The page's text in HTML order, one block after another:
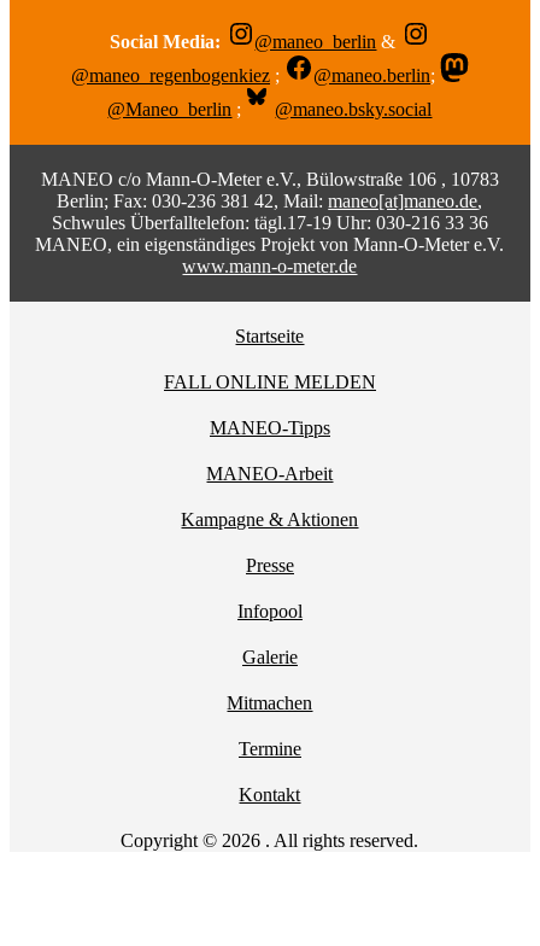
Social Media: @maneo_berlin &
@maneo_regenbogenkiez ; @maneo.berlin;
@Maneo_berlin ; @maneo.bsky.social
MANEO c/o Mann-O-Meter e.V., Bülowstraße 106 , 10783
Berlin; Fax: 030-236 381 42, Mail:maneo[at]maneo.de,
Schwules Überfalltelefon: tägl.17-19 Uhr: 030-216 33 36
MANEO, ein eigenständiges Projekt von Mann-O-Meter e.V.
www.mann-o-meter.de
Startseite
FALL ONLINE MELDEN
MANEO-Tipps
MANEO-Arbeit
Kampagne & Aktionen
Presse
Infopool
Galerie
Mitmachen
Termine
Kontakt
Copyright © 2026 . All rights reserved.